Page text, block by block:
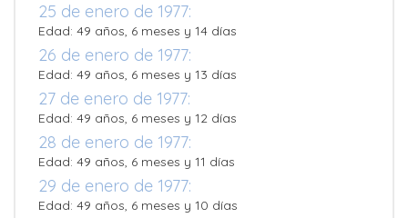
25 de enero de 1977:
Edad: 49 años, 6 meses y 14 días
26 de enero de 1977:
Edad: 49 años, 6 meses y 13 días
27 de enero de 1977:
Edad: 49 años, 6 meses y 12 días
28 de enero de 1977:
Edad: 49 años, 6 meses y 11 días
29 de enero de 1977:
Edad: 49 años, 6 meses y 10 días